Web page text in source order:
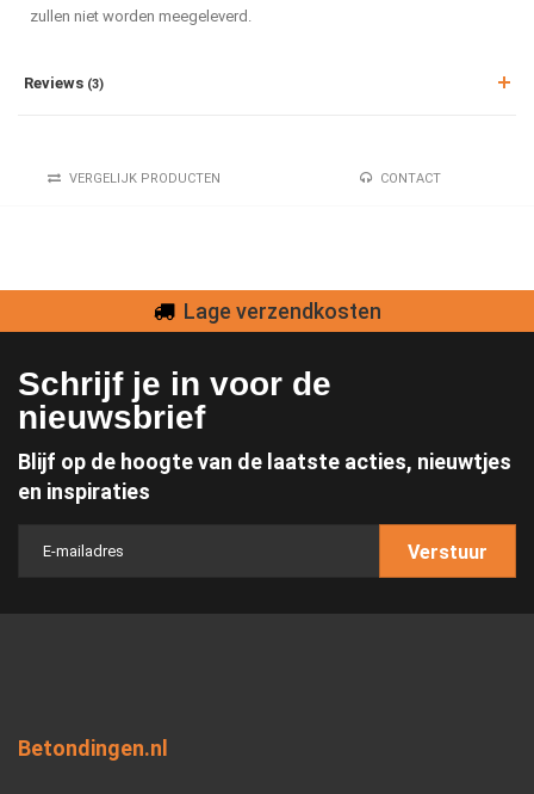
zullen niet worden meegeleverd.
Reviews (3)
VERGELIJK PRODUCTEN CONTACT
Lage verzendkosten
Schrijf je in voor de
nieuwsbrief
Blijf op de hoogte van de laatste acties, nieuwtjes
en inspiraties
Verstuur
Betondingen.nl